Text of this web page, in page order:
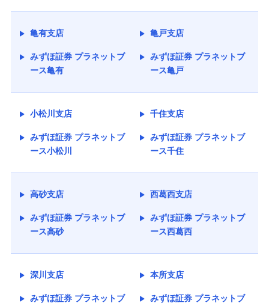
亀有支店
みずほ証券 プラネットブ
ース亀有
亀戸支店
みずほ証券 プラネットブ
ース亀戸
小松川支店
みずほ証券 プラネットブ
ース小松川
千住支店
みずほ証券 プラネットブ
ース千住
高砂支店
みずほ証券 プラネットブ
ース高砂
西葛西支店
みずほ証券 プラネットブ
ース西葛西
深川支店
みずほ証券 プラネットブ
本所支店
みずほ証券 プラネットブ